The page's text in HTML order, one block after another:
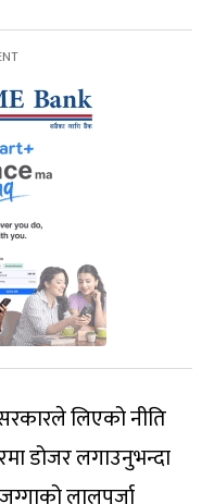
लिएको नीति
डोजर लगाउनुभन्दा